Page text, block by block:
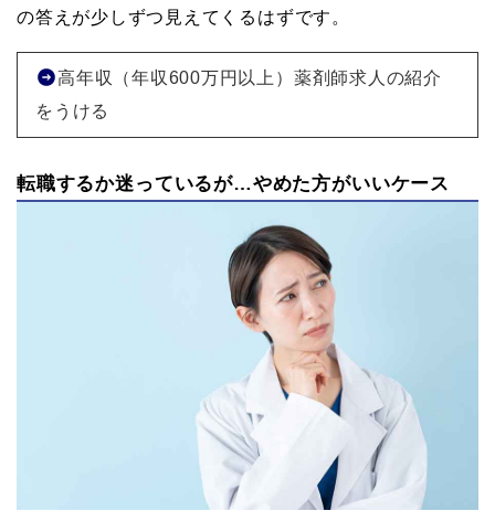
の答えが少しずつ見えてくるはずです。
高年収（年収600万円以上）薬剤師求人の紹介
をうける
転職するか迷っているが…やめた方がいいケース